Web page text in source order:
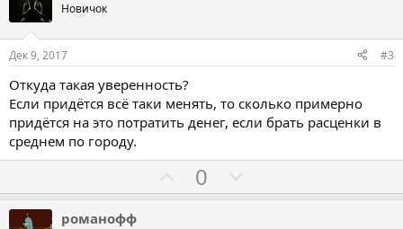
с
в
а
т
ь
з
с
в
а
т
п
о
Новичок
Дек 9, 2017 #3
Откуда такая уверенность?
Если придётся всё таки менять, то сколько примерно
придётся на это потратить денег, если брать расценки в
среднем по городу.
о
0
о
романофф